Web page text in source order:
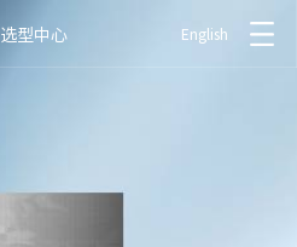
选型中心 English